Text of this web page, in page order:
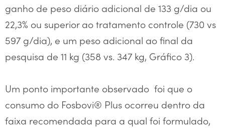
ganho de peso diário adicional de 133 g/dia ou
22,3% ou superior ao tratamento controle (730 vs
597 g/dia), e um peso adicional ao final da
pesquisa de 11 kg (358 vs. 347 kg, Gráfico 3).
Um ponto importante observado foi que o
consumo do Fosbovi® Plus ocorreu dentro da
faixa recomendada para a qual foi formulado,